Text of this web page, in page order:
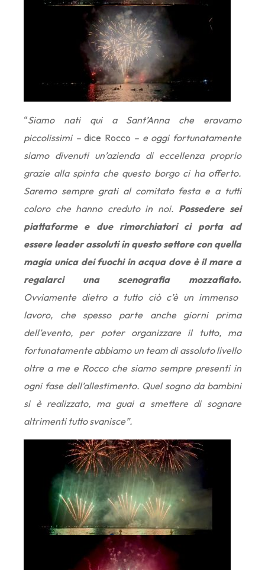
“Siamo nati qui a Sant’Anna che eravamo
piccolissimi –dice Rocco – e oggi fortunatamente
siamo divenuti un’azienda di eccellenza proprio
grazie alla spinta che questo borgo ci ha offerto.
Saremo sempre grati al comitato festa e a tutti
coloro che hanno creduto in noi. Possedere sei
piattaforme e due rimorchiatori ci porta ad
essere leader assoluti in questo settore con quella
magia unica dei fuochi in acqua dove è il mare a
regalarci una scenografia mozzafiato.
Ovviamente dietro a tutto ciò c’è un immenso
lavoro, che spesso parte anche giorni prima
dell’evento, per poter organizzare il tutto, ma
fortunatamente abbiamo un team di assoluto livello
oltre a me e Rocco che siamo sempre presenti in
ogni fase dell’allestimento. Quel sogno da bambini
si è realizzato, ma guai a smettere di sognare
altrimenti tutto svanisce”.